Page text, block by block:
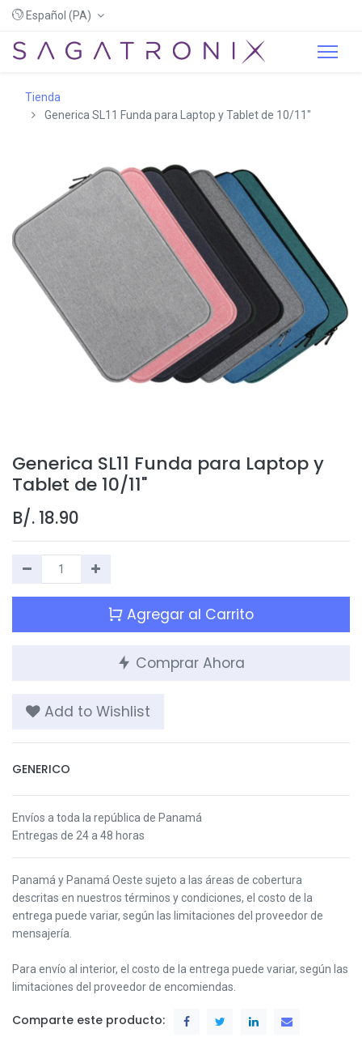
Español (PA)
Tienda
Generica SL11 Funda para Laptop y Tablet de 10/11"
Generica SL11 Funda para Laptop y
Tablet de 10/11"
B/. 18.90
Agregar al Carrito
Comprar Ahora
Add to Wishlist
GENERICO
Envíos a toda la república de Panamá
Entregas de 24 a 48 horas
Panamá y Panamá Oeste sujeto a las áreas de cobertura
descritas en nuestros términos y condiciones, el costo de la
entrega puede variar, según las limitaciones del proveedor de
mensajería.
Para envío al interior, el costo de la entrega puede variar, según las
limitaciones del proveedor de encomiendas.
Comparte este producto: